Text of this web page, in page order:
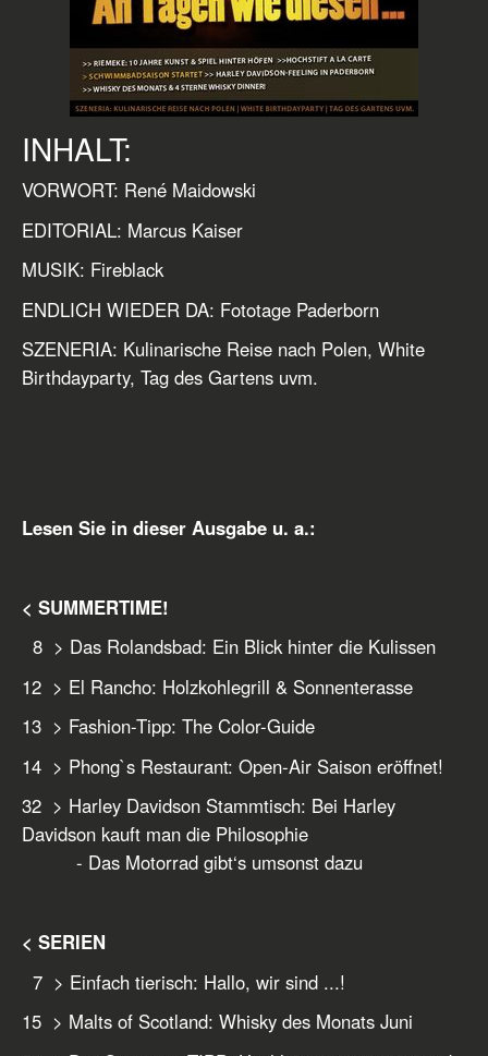
INHALT:
VORWORT: René Maidowski
EDITORIAL: Marcus Kaiser
MUSIK: Fireblack
ENDLICH WIEDER DA: Fototage Paderborn
SZENERIA: Kulinarische Reise nach Polen, White
Birthdayparty, Tag des Gartens uvm.
Lesen Sie in dieser Ausgabe u. a.:
< SUMMERTIME!
8 > Das Rolandsbad: Ein Blick hinter die Kulissen
12 > El Rancho: Holzkohlegrill & Sonnenterasse
13 > Fashion-Tipp: The Color-Guide
14 > Phong`s Restaurant: Open-Air Saison eröffnet!
32 > Harley Davidson Stammtisch: Bei Harley
Davidson kauft man die Philosophie
- Das Motorrad gibt‘s umsonst dazu
< SERIEN
7 > Einfach tierisch: Hallo, wir sind ...!
15 > Malts of Scotland: Whisky des Monats Juni